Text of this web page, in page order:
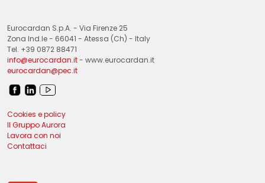
Eurocardan S.p.A. - Via Firenze 25
Zona Ind.le - 66041 - Atessa (Ch) - Italy
Tel. +39 0872 88471
info@eurocardan.it- www.eurocardan.it
eurocardan@pec.it
Cookies e policy
Il Gruppo Aurora
Lavora con noi
Contattaci